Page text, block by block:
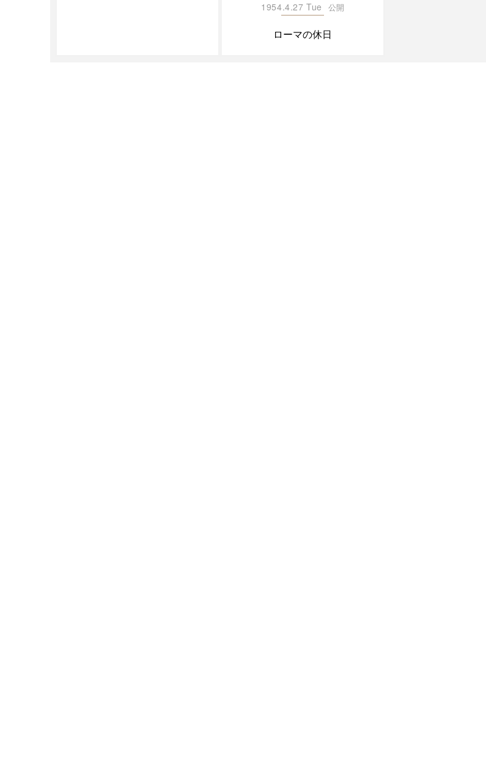
1954.4.27 Tue 公開
ローマの休日